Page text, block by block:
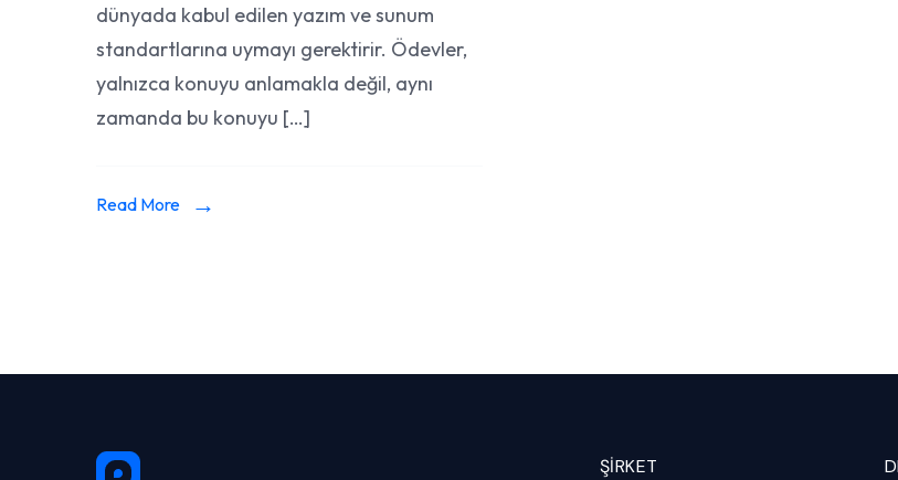
Akademik
Yazım
Kuralları
dünyada kabul edilen yazım ve sunum
standartlarına uymayı gerektirir. Ödevler,
yalnızca konuyu anlamakla değil, aynı
zamanda bu konuyu […]
Read More
ŞIRKET